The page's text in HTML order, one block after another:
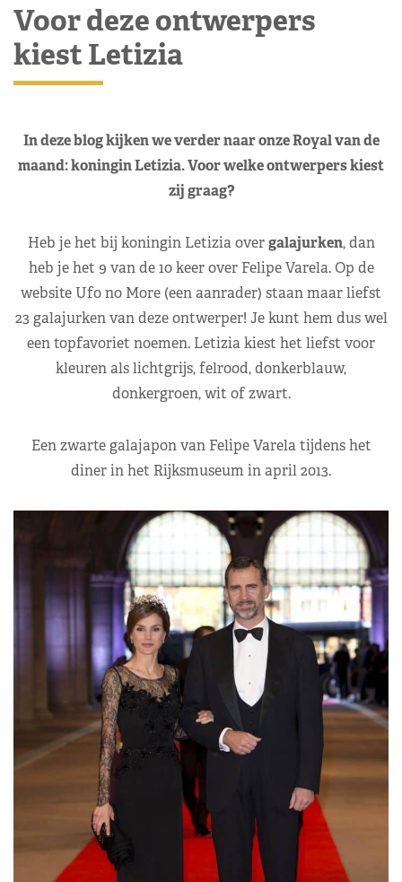
Voor deze ontwerpers
kiest Letizia
In deze blog kijken we verder naar onze Royal van de
maand: koningin Letizia. Voor welke ontwerpers kiest
zij graag?
Heb je het bij koningin Letizia overgalajurken, dan
heb je het 9 van de 10 keer over Felipe Varela. Op de
website Ufo no More (een aanrader) staan maar liefst
23 galajurken van deze ontwerper! Je kunt hem dus wel
een topfavoriet noemen. Letizia kiest het liefst voor
kleuren als lichtgrijs, felrood, donkerblauw,
donkergroen, wit of zwart.
Een zwarte galajapon van Felipe Varela tijdens het
diner in het Rijksmuseum in april 2013.